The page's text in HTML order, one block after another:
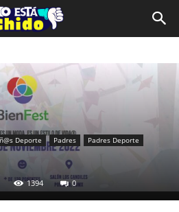
Deporte Padres Padres Deporte
1394 0